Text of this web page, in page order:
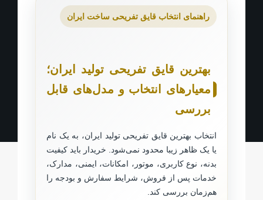
راهنمای انتخاب قایق تفریحی ساخت ایران
بهترین قایق تفریحی تولید ایران؛
معیارهای انتخاب و مدل‌های قابل
بررسی
انتخاب بهترین قایق تفریحی تولید ایران، به یک نام
یا یک ظاهر زیبا محدود نمی‌شود. خریدار باید کیفیت
بدنه، نوع کاربری، موتور، امکانات، ایمنی، مدارک،
خدمات پس از فروش، شرایط سفارش و بودجه را
هم‌زمان بررسی کند.